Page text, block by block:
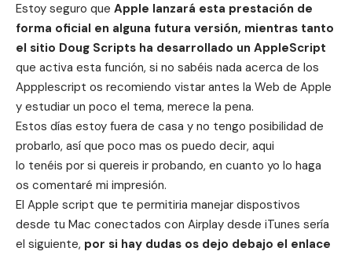
Estoy seguro que Apple lanzará esta prestación de
forma oficial en alguna futura versión, mientras tanto
el sitio Doug Scripts ha desarrollado un AppleScript
que activa esta función, si no sabéis nada acerca de los
Appplescript os recomiendo vistar antes la Web de Apple
y estudiar un poco el tema, merece la pena.
Estos días estoy fuera de casa y no tengo posibilidad de
probarlo, así que poco mas os puedo decir, aqui
lo tenéis por si quereis ir probando, en cuanto yo lo haga
os comentaré mi impresión.
El Apple script que te permitiria manejar dispostivos
desde tu Mac conectados con Airplay desde iTunes sería
el siguiente, por si hay dudas os dejo debajo el enlace